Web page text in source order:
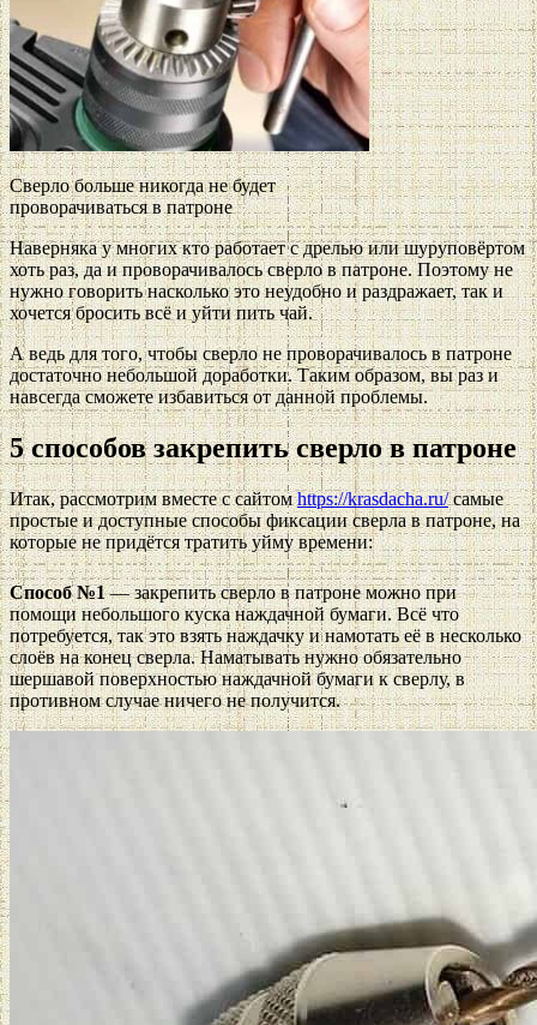
Сверло больше никогда не будет
проворачиваться в патроне
Наверняка у многих кто работает с дрелью или шуруповёртом
хоть раз, да и проворачивалось сверло в патроне. Поэтому не
нужно говорить насколько это неудобно и раздражает, так и
хочется бросить всё и уйти пить чай.
А ведь для того, чтобы сверло не проворачивалось в патроне
достаточно небольшой доработки. Таким образом, вы раз и
навсегда сможете избавиться от данной проблемы.
5 способов закрепить сверло в патроне
Итак, рассмотрим вместе с сайтомhttps://krasdacha.ru/самые
простые и доступные способы фиксации сверла в патроне, на
которые не придётся тратить уйму времени:
Способ №1— закрепить сверло в патроне можно при
помощи небольшого куска наждачной бумаги. Всё что
потребуется, так это взять наждачку и намотать её в несколько
слоёв на конец сверла. Наматывать нужно обязательно
шершавой поверхностью наждачной бумаги к сверлу, в
противном случае ничего не получится.